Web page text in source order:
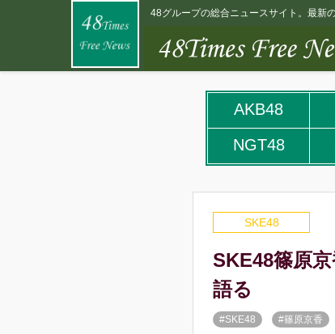
48グループの総合ニュースサイト。最新
AKB48
NGT48
SKE48
SKE48篠原
語る
#SKE48 #篠原京香